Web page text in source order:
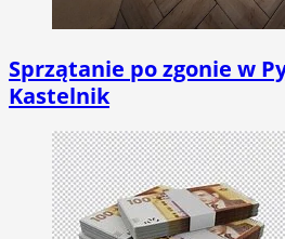
Sprzątanie po zgonie w
Kastelnik